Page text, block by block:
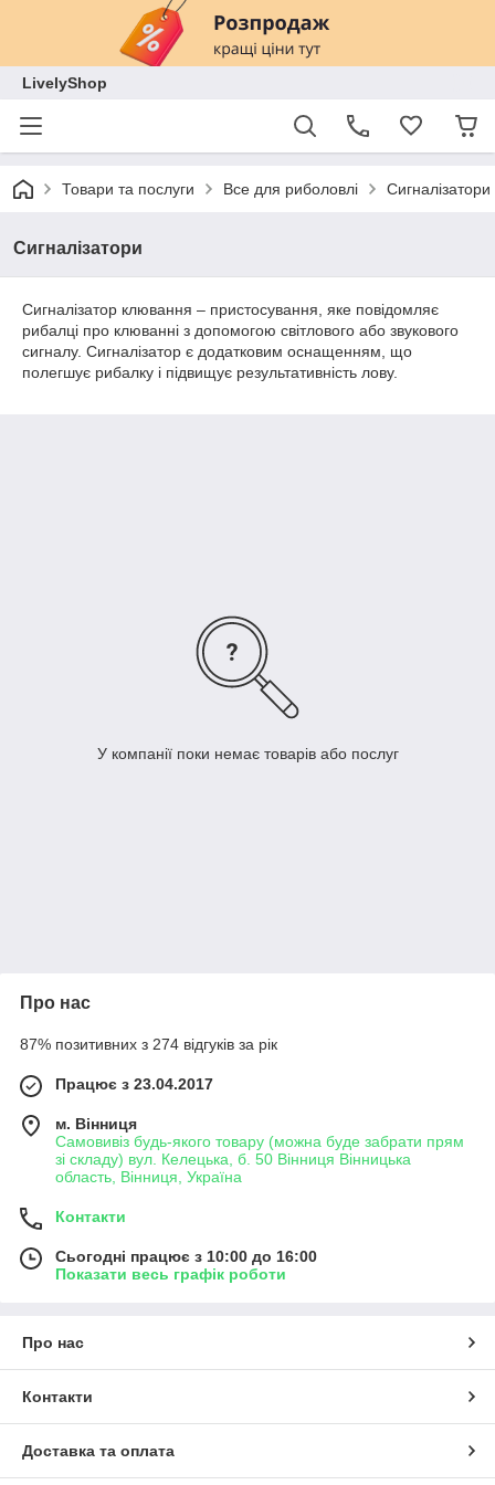
LivelyShop
Товари та послуги Все для риболовлі Сигналізатори
Сигналізатори
Сигналізатор клювання – пристосування, яке повідомляє
рибалці про клюванні з допомогою світлового або звукового
сигналу. Сигналізатор є додатковим оснащенням, що
полегшує рибалку і підвищує результативність лову.
У компанії поки немає товарів або послуг
Про нас
87% позитивних з 274 відгуків за рік
Працює з 23.04.2017
м. Вінниця
Самовивіз будь-якого товару (можна буде забрати прям
зі складу) вул. Келецька, б. 50 Вінниця Вінницька
область, Вінниця, Україна
Контакти
Сьогодні працює з 10:00 до 16:00
Показати весь графік роботи
Про нас
Контакти
Доставка та оплата